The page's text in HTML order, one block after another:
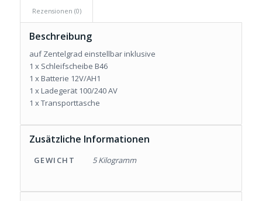
Rezensionen (0)
Beschreibung
auf Zentelgrad einstellbar inklusive
1 x Schleifscheibe B46
1 x Batterie 12V/AH1
1 x Ladegerät 100/240 AV
1 x Transporttasche
Zusätzliche Informationen
GEWICHT 5 Kilogramm